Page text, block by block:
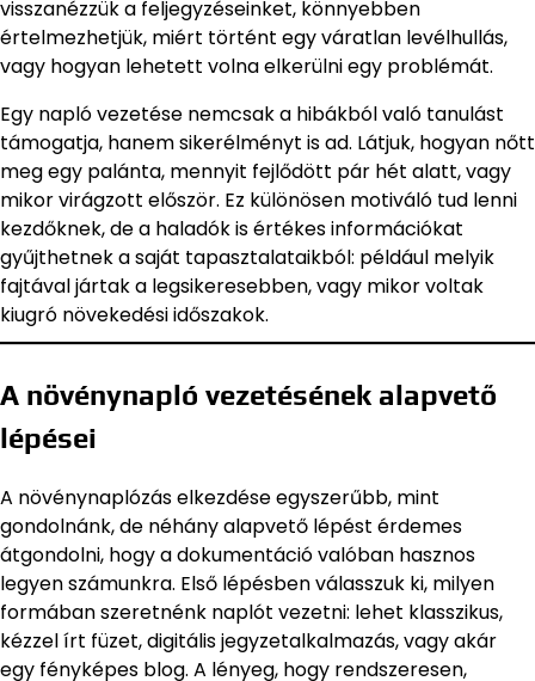
visszanézzük a feljegyzéseinket, könnyebben
értelmezhetjük, miért történt egy váratlan levélhullás,
vagy hogyan lehetett volna elkerülni egy problémát.
Egy napló vezetése nemcsak a hibákból való tanulást
támogatja, hanem sikerélményt is ad. Látjuk, hogyan nőtt
meg egy palánta, mennyit fejlődött pár hét alatt, vagy
mikor virágzott először. Ez különösen motiváló tud lenni
kezdőknek, de a haladók is értékes információkat
gyűjthetnek a saját tapasztalataikból: például melyik
fajtával jártak a legsikeresebben, vagy mikor voltak
kiugró növekedési időszakok.
A növénynapló vezetésének alapvető
lépései
A növénynaplózás elkezdése egyszerűbb, mint
gondolnánk, de néhány alapvető lépést érdemes
átgondolni, hogy a dokumentáció valóban hasznos
legyen számunkra. Első lépésben válasszuk ki, milyen
formában szeretnénk naplót vezetni: lehet klasszikus,
kézzel írt füzet, digitális jegyzetalkalmazás, vagy akár
egy fényképes blog. A lényeg, hogy rendszeresen,